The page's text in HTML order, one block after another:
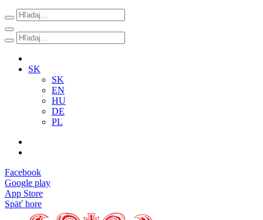
SK
SK
EN
HU
DE
PL
Facebook
Google play
App Store
Späť hore